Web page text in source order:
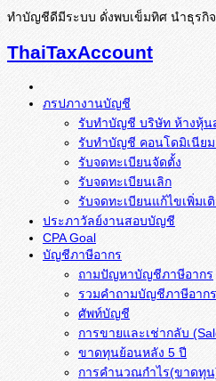
ทำบัญชีดีมีระบบ ดั่งพบเข็มทิศ นำธุรกิจ
ThaiTaxAccount
ภรปภางานบัญชี
รับทำบัญชี บริษัท ห้างหุ้น
รับทำบัญชี คอนโดมิเนีย
รับจดทะเบียนจัดตั้ง
รับจดทะเบียนเลิก
รับจดทะเบียนแก้ไขเพิ่มเ
ประภาวัลย์งานสอบบัญชี
CPA Goal
บัญชีภาษีอากร
ถามปัญหาบัญชีภาษีอากร
รวมคำถามบัญชีภาษีอากร
ศัพท์บัญชี
การขายและเช่ากลับ
ขาดทุนย้อนหลัง 5 ปี
การคำนวณกำไร(ขาดทุ